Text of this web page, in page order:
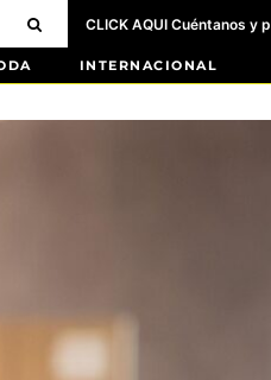
CLICK AQUI Cuéntanos y
INTERNACIONAL